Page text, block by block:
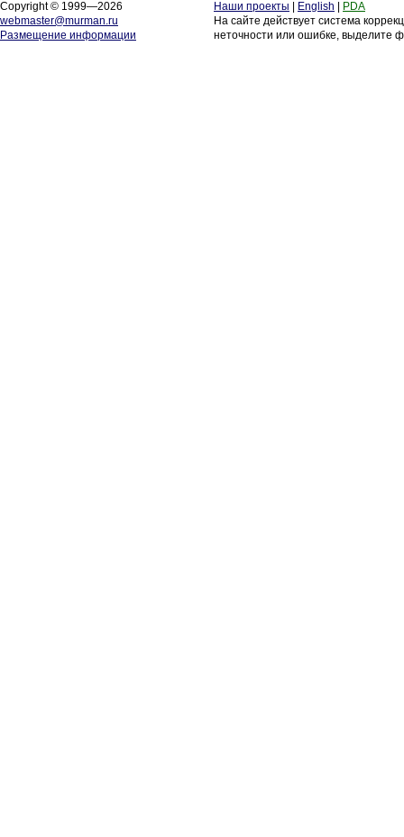
Copyright © 1999—2026
webmaster@murman.ru
Размещение информации
Наши проекты English
PDA
На сайте действует система
неточности или ошибке, выделите